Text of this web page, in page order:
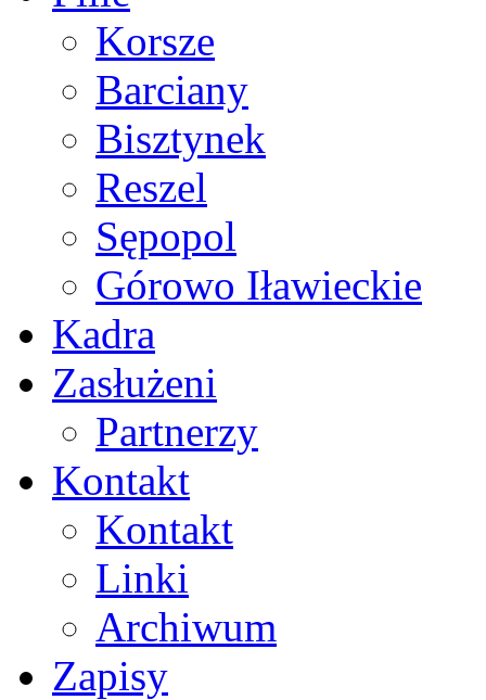
Korsze
Barciany
Bisztynek
Reszel
Sępopol
Górowo Iławieckie
Kadra
Zasłużeni
Partnerzy
Kontakt
Kontakt
Linki
Archiwum
Zapisy